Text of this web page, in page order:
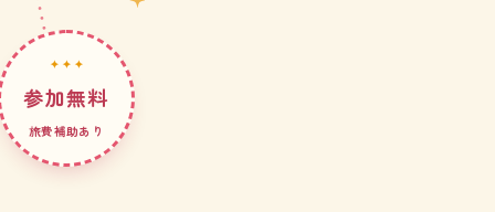
✦ ✦ ✦
参加無料
旅費補助あり